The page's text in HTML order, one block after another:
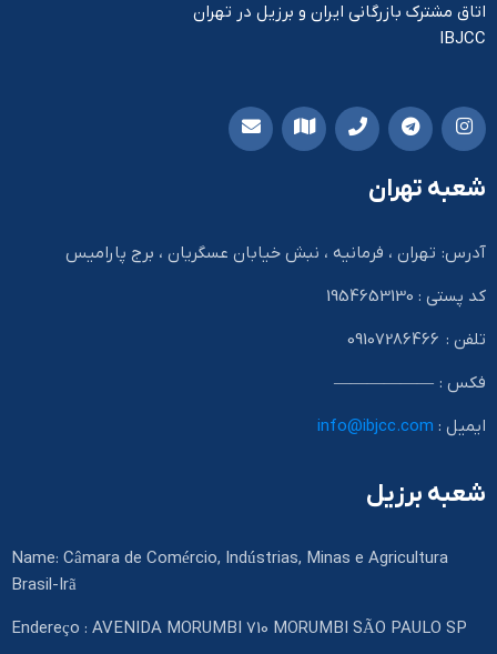
اتاق مشترک بازرگانی ایران و برزیل در تهران
IBJCC
شعبه تهران
آدرس: تهران ، فرمانیه ، نبش خیابان عسگریان ، برج پارامیس
کد پستی : 1954653130
تلفن : 09107286466
فکس : ——————
ایمیل : info@ibjcc.com
شعبه برزیل
Name: Câmara de Comércio, Indústrias, Minas e Agricultura
Brasil-Irã
Endereço : AVENIDA MORUMBI 710 MORUMBI SÃO PAULO SP